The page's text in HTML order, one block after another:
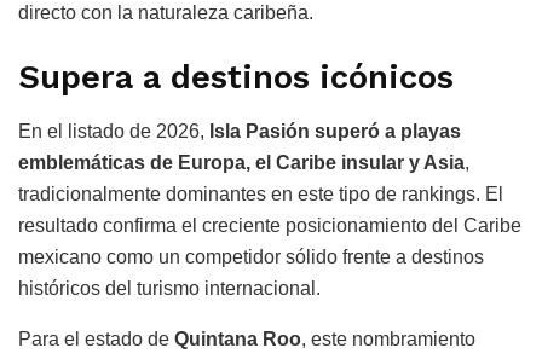
directo con la naturaleza caribeña.
Supera a destinos icónicos
En el listado de 2026, Isla Pasión superó a playas
emblemáticas de Europa, el Caribe insular y Asia,
tradicionalmente dominantes en este tipo de rankings. El
resultado confirma el creciente posicionamiento del Caribe
mexicano como un competidor sólido frente a destinos
históricos del turismo internacional.
Para el estado de Quintana Roo, este nombramiento